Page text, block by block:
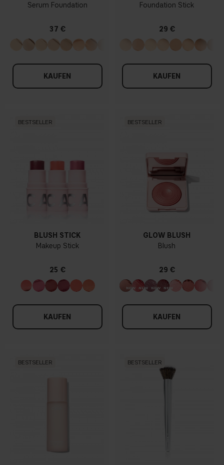
Serum Foundation
37 €
KAUFEN
Foundation Stick
29 €
KAUFEN
BESTSELLER
BLUSH STICK
Makeup Stick
25 €
KAUFEN
BESTSELLER
GLOW BLUSH
Blush
29 €
KAUFEN
BESTSELLER BESTSELLER